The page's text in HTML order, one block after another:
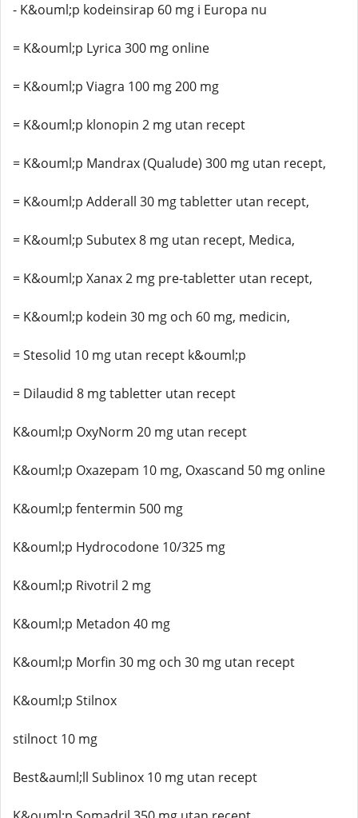
- K&ouml;p kodeinsirap 60 mg i Europa nu
= K&ouml;p Lyrica 300 mg online
= K&ouml;p Viagra 100 mg 200 mg
= K&ouml;p klonopin 2 mg utan recept
= K&ouml;p Mandrax (Qualude) 300 mg utan recept,
= K&ouml;p Adderall 30 mg tabletter utan recept,
= K&ouml;p Subutex 8 mg utan recept, Medica,
= K&ouml;p Xanax 2 mg pre-tabletter utan recept,
= K&ouml;p kodein 30 mg och 60 mg, medicin,
= Stesolid 10 mg utan recept k&ouml;p
= Dilaudid 8 mg tabletter utan recept
K&ouml;p OxyNorm 20 mg utan recept
K&ouml;p Oxazepam 10 mg, Oxascand 50 mg online
K&ouml;p fentermin 500 mg
K&ouml;p Hydrocodone 10/325 mg
K&ouml;p Rivotril 2 mg
K&ouml;p Metadon 40 mg
K&ouml;p Morfin 30 mg och 30 mg utan recept
K&ouml;p Stilnox
stilnoct 10 mg
Best&auml;ll Sublinox 10 mg utan recept